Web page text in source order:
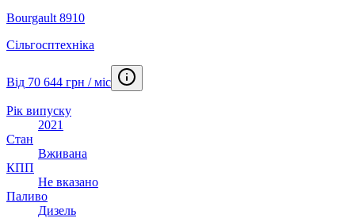
Bourgault 8910
Сільгосптехніка
Від 70 644 грн / міс
Рік випуску
2021
Стан
Вживана
КПП
Не вказано
Паливо
Дизель